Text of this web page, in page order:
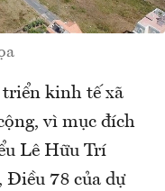
triển kinh tế xã
vì mục đích
Lê Hữu Trí
78 của dự